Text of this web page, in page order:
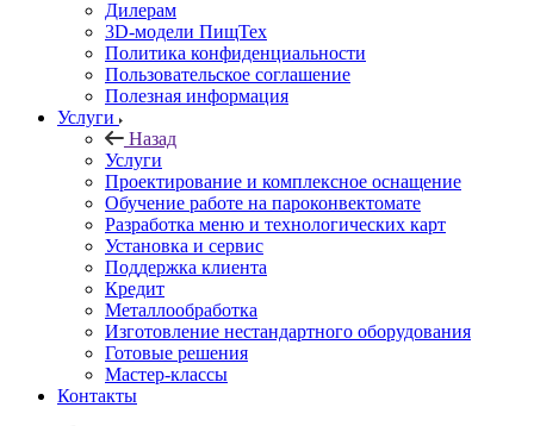
Дилерам
3D-модели ПищТех
Политика конфиденциальности
Пользовательское соглашение
Полезная информация
Услуги
Назад
Услуги
Проектирование и комплексное оснащение
Обучение работе на пароконвектомате
Разработка меню и технологических карт
Установка и сервис
Поддержка клиента
Кредит
Металлообработка
Изготовление нестандартного оборудования
Готовые решения
Мастер-классы
Контакты